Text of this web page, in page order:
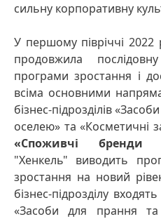
сильну корпоративну
У першому півріччі 2022
продовжила
програми зростання і
всіма основними
бізнес-підрозділів
оселею» та «Косметичні
«Споживчі бренди
"Хенкель" виводить
зростання на новий
бізнес-підрозділу
«Засоби для прання